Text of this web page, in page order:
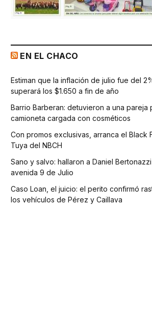
EN EL CHACO
Estiman que la inflación de julio fue del
superará los $1.650 a fin de año
Barrio Barberan: detuvieron a una pareja
camioneta cargada con cosméticos
Con promos exclusivas, arranca el Black
Tuya del NBCH
Sano y salvo: hallaron a Daniel
avenida 9 de Julio
Caso Loan, el juicio: el perito confirmó
los vehículos de Pérez y Caillava